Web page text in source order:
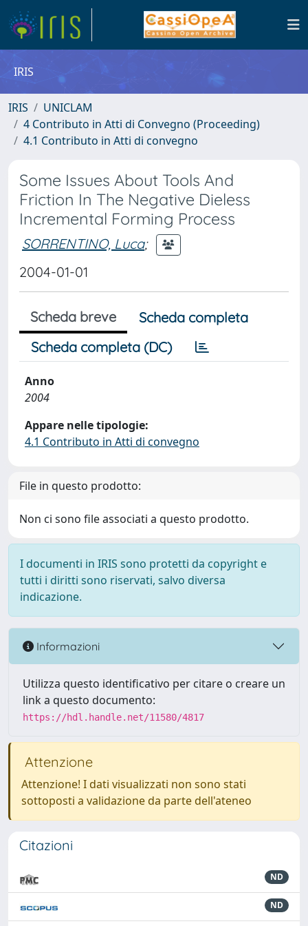
IRIS
IRIS
UNICLAM
4 Contributo in Atti di Convegno (Proceeding)
4.1 Contributo in Atti di convegno
Some Issues About Tools And
Friction In The Negative Dieless
Incremental Forming Process
SORRENTINO, Luca;
2004-01-01
Scheda breve
Scheda completa
Scheda completa (DC)
Anno
2004
Appare nelle tipologie:
4.1 Contributo in Atti di convegno
File in questo prodotto:
Non ci sono file associati a questo prodotto.
I documenti in IRIS sono protetti da copyright e
tutti i diritti sono riservati, salvo diversa
indicazione.
Informazioni
Utilizza questo identificativo per citare o creare un
link a questo documento:
https://hdl.handle.net/11580/4817
Attenzione
Attenzione! I dati visualizzati non sono stati
sottoposti a validazione da parte dell'ateneo
Citazioni
ND
ND